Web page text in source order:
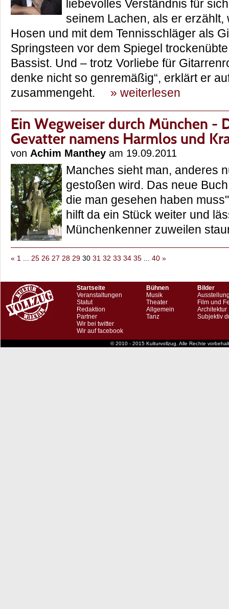
liebevolles Verständnis für
seinem Lachen, als er erzählt,
Hosen und mit dem Tennisschläger als
Springsteen vor dem Spiegel
Bassist. Und – trotz Vorliebe für
denke nicht so genremäßig“, erklärt er
zusammengeht. » weiterlesen
Ein Wegweiser durch München -
Gevatter namens Harmlos und
von Achim Manthey am 19.09.2011
Manches sieht man, anderes
gestoßen wird. Das neue
die man gesehen haben
hilft da ein Stück weiter und
Münchenkenner zuweilen
« 1 ... 25 26 27 28 29 30 31 32 33 34 35 ... 40 »
Startseite
Veranstaltungen
Statut
Redaktion
Partner
Wir bei twitter
Wir auf facebook
Bühnen
Musik
Theater
Allgemein
Tanz
Bilder
Film und
Architektur
Subjektiv
© 2010 - 2015 Kulturvollzug. Alle Rechte